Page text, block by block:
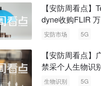
【安防周看点】
dyne收购FLIR 万物
云新品牌“万御安防
安防市场 5G
【安防周看点】
禁采个人生物识
息 中国5G基站占
生物识别 5G